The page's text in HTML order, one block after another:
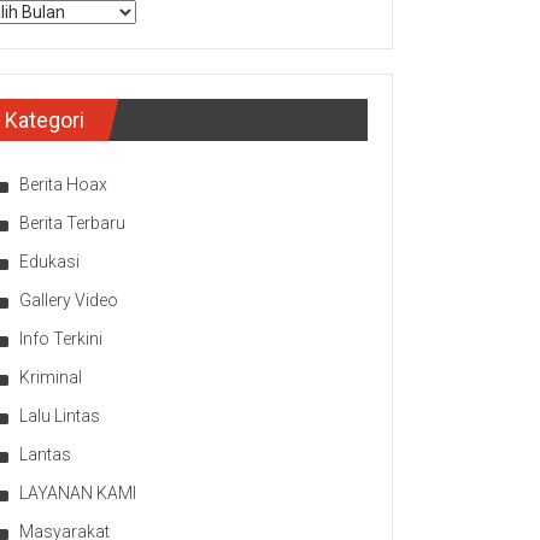
Kategori
Berita Hoax
Berita Terbaru
Edukasi
Gallery Video
Info Terkini
Kriminal
Lalu Lintas
Lantas
LAYANAN KAMI
Masyarakat